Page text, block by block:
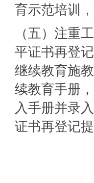
育示范培训
（五）注重
平证书再登
继续教育施
续教育手册
入手册并录
证书再登记提